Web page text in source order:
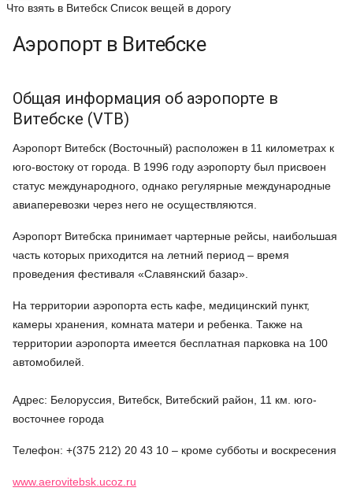
Что взять в Витебск Список вещей в дорогу
Аэропорт в Витебске
Общая информация об аэропорте в
Витебске (VTB)
Аэропорт Витебск (Восточный) расположен в 11 километрах к
юго-востоку от города. В 1996 году аэропорту был присвоен
статус международного, однако регулярные международные
авиаперевозки через него не осуществляются.
Аэропорт Витебска принимает чартерные рейсы, наибольшая
часть которых приходится на летний период – время
проведения фестиваля «Славянский базар».
На территории аэропорта есть кафе, медицинский пункт,
камеры хранения, комната матери и ребенка. Также на
территории аэропорта имеется бесплатная парковка на 100
автомобилей.
Адрес: Белоруссия, Витебск, Витебский район, 11 км. юго-
восточнее города
Телефон: +(375 212) 20 43 10 – кроме субботы и воскресения
www.aerovitebsk.ucoz.ru